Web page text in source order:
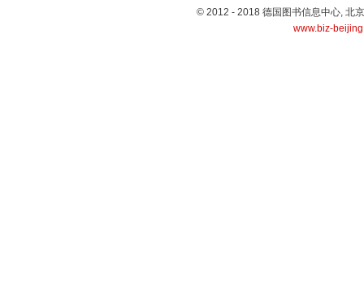
© 2012 - 2018 德国图书信息中心, 北
www.biz-